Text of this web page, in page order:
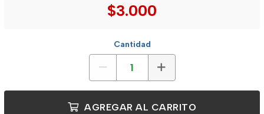
$3.000
Cantidad
AGREGAR AL CARRITO